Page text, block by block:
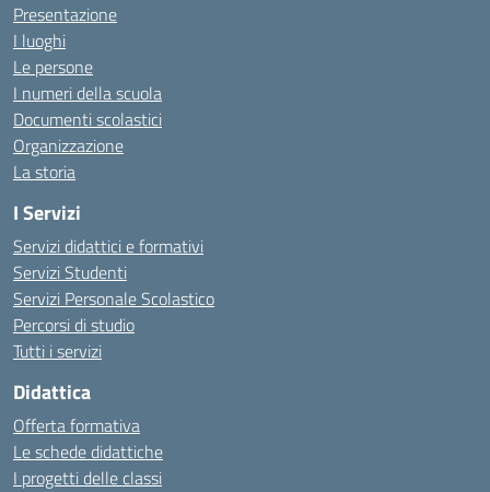
Presentazione
I luoghi
Le persone
I numeri della scuola
Documenti scolastici
Organizzazione
La storia
I Servizi
Servizi didattici e formativi
Servizi Studenti
Servizi Personale Scolastico
Percorsi di studio
Tutti i servizi
Didattica
Offerta formativa
Le schede didattiche
I progetti delle classi